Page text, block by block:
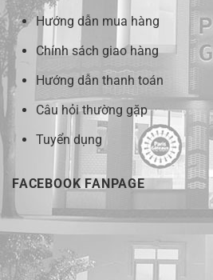
Hướng dẫn mua hàng
Chính sách giao hàng
Hướng dẫn thanh toán
Câu hỏi thường gặp
Tuyển dụng
FACEBOOK FANPAGE